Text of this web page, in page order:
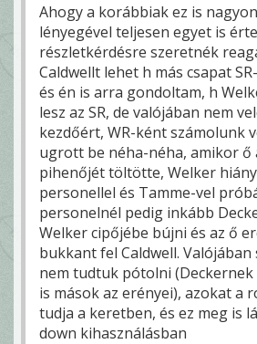
Ahogy a korábbiak ez is
lényegével teljesen egyet is
részletkérdésre szeretnék
Caldwellt lehet h más csapat
és én is arra gondoltam, h
lesz az SR, de valójában nem
kezdőért, WR-ként számolunk
ugrott be néha-néha, amikor ő
pihenőjét töltötte, Welker
personellel és Tamme-vel
personelnél pedig inkább
Welker cipőjébe bújni és az ő
bukkant fel Caldwell. Valójában
nem tudtuk pótolni (Deckernek
is mások az erényei), azokat a
tudja a keretben, és ez meg is
down kihasználásban